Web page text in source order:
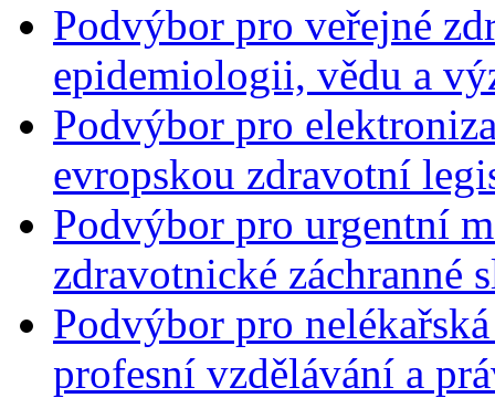
Podvýbor pro veřejné
epidemiologii, vědu a
Podvýbor pro
evropskou zdravotní
Podvýbor pro urgentní
zdravotnické záchranné
Podvýbor pro
profesní vzdělávání a